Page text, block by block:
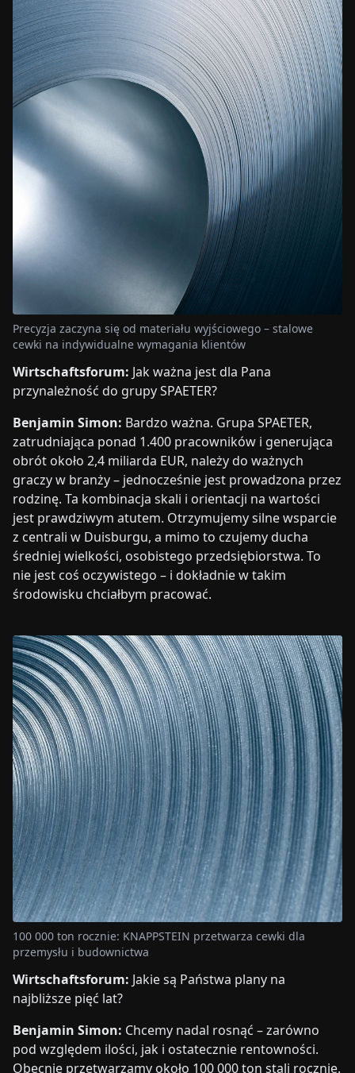
Precyzja zaczyna się od materiału wyjściowego – stalowe
cewki na indywidualne wymagania klientów
Wirtschaftsforum: Jak ważna jest dla Pana
przynależność do grupy SPAETER?
Benjamin Simon: Bardzo ważna. Grupa SPAETER,
zatrudniająca ponad 1.400 pracowników i generująca
obrót około 2,4 miliarda EUR, należy do ważnych
graczy w branży – jednocześnie jest prowadzona przez
rodzinę. Ta kombinacja skali i orientacji na wartości
jest prawdziwym atutem. Otrzymujemy silne wsparcie
z centrali w Duisburgu, a mimo to czujemy ducha
średniej wielkości, osobistego przedsiębiorstwa. To
nie jest coś oczywistego – i dokładnie w takim
środowisku chciałbym pracować.
100 000 ton rocznie: KNAPPSTEIN przetwarza cewki dla
przemysłu i budownictwa
Wirtschaftsforum: Jakie są Państwa plany na
najbliższe pięć lat?
Benjamin Simon: Chcemy nadal rosnąć – zarówno
pod względem ilości, jak i ostatecznie rentowności.
Obecnie przetwarzamy około 100 000 ton stali rocznie.